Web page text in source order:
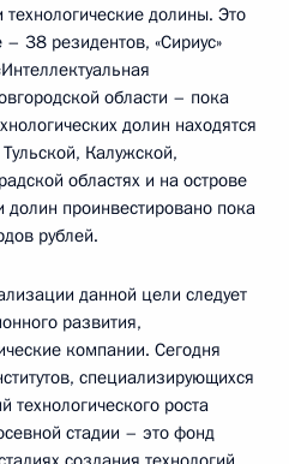
долины. Это
38 резидентов, «Сириус»
области – пока
долин находятся
Калужской,
областях и на острове
долин проинвестировано пока
рублей.
данной цели следует
развития,
компании. Сегодня
специализирующихся
технологического роста
стадии – это фонд